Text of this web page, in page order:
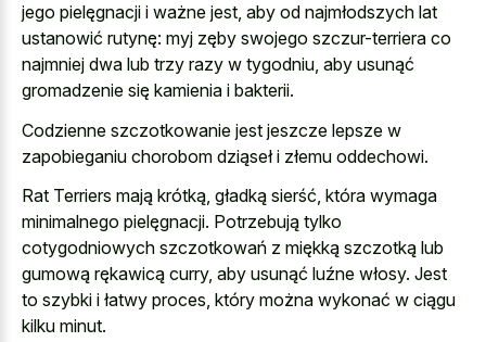
jego pielęgnacji i ważne jest, aby od najmłodszych lat
ustanowić rutynę: myj zęby swojego szczur-terriera co
najmniej dwa lub trzy razy w tygodniu, aby usunąć
gromadzenie się kamienia i bakterii.
Codzienne szczotkowanie jest jeszcze lepsze w
zapobieganiu chorobom dziąseł i złemu oddechowi.
Rat Terriers mają krótką, gładką sierść, która wymaga
minimalnego pielęgnacji. Potrzebują tylko
cotygodniowych szczotkowań z miękką szczotką lub
gumową rękawicą curry, aby usunąć luźne włosy. Jest
to szybki i łatwy proces, który można wykonać w ciągu
kilku minut.